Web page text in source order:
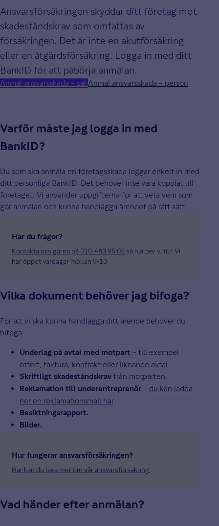
Ansvarsförsäkringen skyddar ditt företag mot
skadeståndskrav som omfattas av
försäkringen. Det är inte en akutförsäkring
eller en åtgärdsförsäkring. Logga in med ditt
BankID för att påbörja anmälan.
Anmäl ansvarsskada – sakAnmäl ansvarsskada – person
Varför måste jag logga in med
BankID?
Du som ska anmäla en företagsskada loggar enkelt in med
ditt personliga BankID. Det behöver inte vara kopplat till
företaget. Vi använder uppgifterna för att veta vem som
gör anmälan och kunna handlägga ärendet på rätt sätt.
Har du frågor?
Kontakta oss gärna på 010-483 95 05 så hjälper vi till! Vi
har öppet vardagar mellan 9-13.
Vilka dokument behöver jag bifoga?
För att vi ska kunna handlägga ditt ärende behöver du
bifoga:
Underlag på avtal med motpart – till exempel
offert, faktura, kontrakt eller liknande avtal.
Skriftligt skadeståndskrav från motparten.
Reklamation till underentreprenör – du kan ladda
ner en reklamationsmall här.
Besiktningsrapport.
Bilder.
Hur fungerar ansvarsförsäkringen?
Här kan du läsa mer om vår ansvarsförsäkring.
Vad händer efter anmälan?